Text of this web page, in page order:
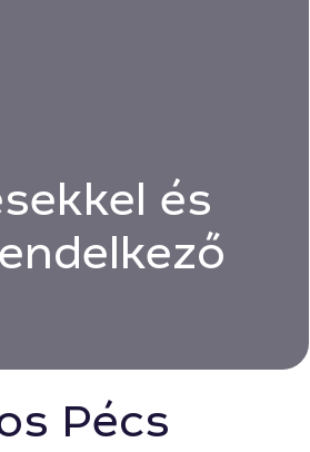
és
Pécs